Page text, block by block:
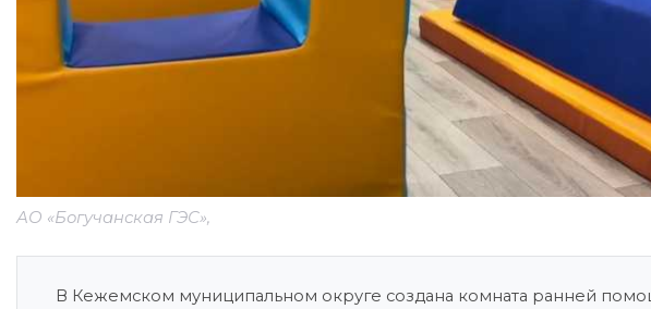
АО «Богучанская ГЭС»,
В Кежемском муниципальном округе создана комната ранней